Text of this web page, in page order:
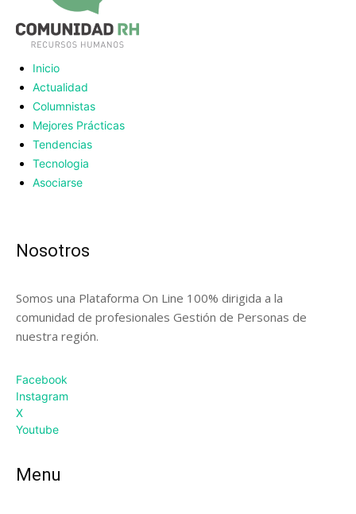
Inicio
Actualidad
Columnistas
Mejores Prácticas
Tendencias
Tecnologia
Asociarse
Nosotros
Somos una Plataforma On Line 100% dirigida a la
comunidad de profesionales Gestión de Personas de
nuestra región.
Facebook
Instagram
X
Youtube
Menu